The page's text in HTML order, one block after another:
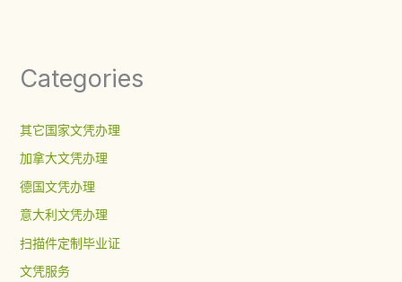
Categories
其它国家文凭办理
加拿大文凭办理
德国文凭办理
意大利文凭办理
扫描件定制毕业证
文凭服务